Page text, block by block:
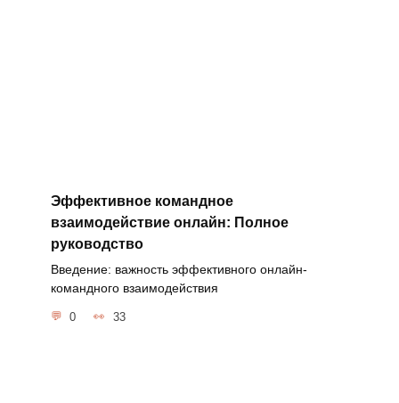
Эффективное командное
взаимодействие онлайн: Полное
руководство
Введение: важность эффективного онлайн-
командного взаимодействия
0 33